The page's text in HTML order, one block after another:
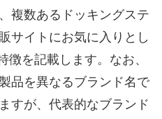
複数あるドッキングステ
サイトにお気に入りとし
徴を記載します。なお、
品を異なるブランド名で
すが、代表的なブランド